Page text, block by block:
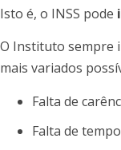
Isto é, o INSS pode
O Instituto sempre
mais variados
Falta de
Falta de